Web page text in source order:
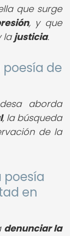
que surge
, y que
la justicia.
de
aborda
, la búsqueda
de la
poesía
en
denunciar la